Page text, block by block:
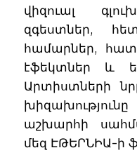
վիզուալ
զգեստներ,
համարներ,
էֆեկտներ և
Արտիստների
աշխարհի
մեզ ԷԹԵՐՆԻԱ-ի